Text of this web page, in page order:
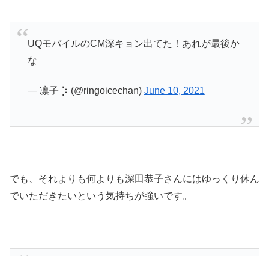
UQモバイルのCM深キョン出てた！あれが最後か
な
— 凛子 ⡱ (@ringoicechan) June 10, 2021
でも、それよりも何よりも深田恭子さんにはゆっくり休ん
でいただきたいという気持ちが強いです。